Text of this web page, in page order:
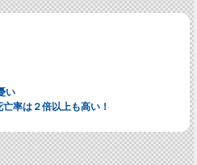
い
率は２倍以上も高い！